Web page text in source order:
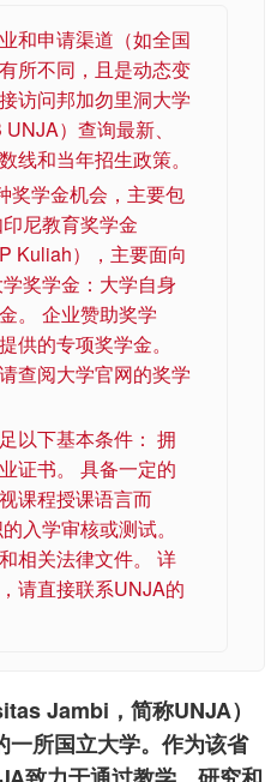
和申请渠道（如全国
所不同，且是动态变
访问邦加勿里洞大学
）查询最新、
线和当年招生政策。
奖学金机会，主要包
尼教育奖学金
Kuliah），主要面向
奖学金：大学自身
。 企业赞助奖学
供的专项奖学金。
查阅大学官网的奖学
以下基本条件： 拥
证书。 具备一定的
课程授课语言而
入学审核或测试。
相关法律文件。 详
请直接联系UNJA的
Jambi，简称UNJA）
一所国立大学。作为该省